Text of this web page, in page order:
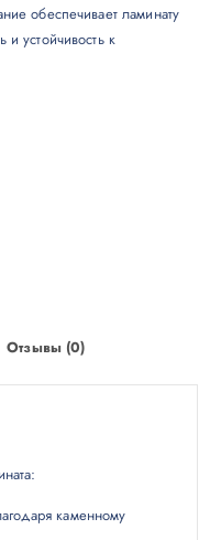
обеспечивает ламинату
и устойчивость к
Отзывы (0)
каменному